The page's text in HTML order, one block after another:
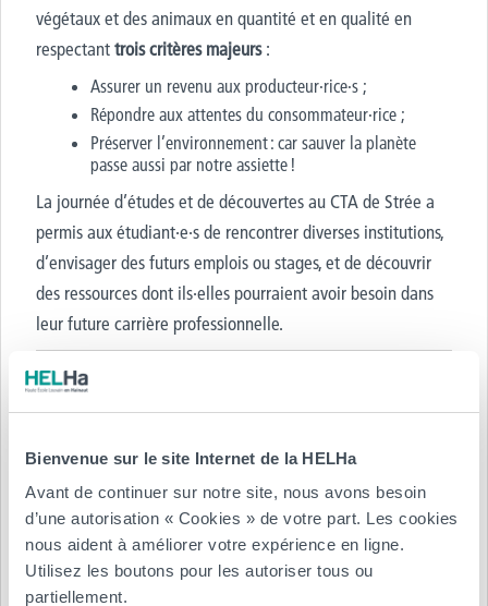
Bienvenue sur le site Internet de la HELHa
Avant de continuer sur notre site, nous avons besoin
d’une autorisation « Cookies » de votre part. Les cookies
nous aident à améliorer votre expérience en ligne.
Utilisez les boutons pour les autoriser tous ou
partiellement.
végétaux et des animaux en quantité et en qualité en
respectanttrois critères majeurs:
Assurer un revenu aux producteur·rice·s ;
Répondre aux attentes du consommateur·rice ;
Préserver l’environnement : car sauver la planète
passe aussi par notre assiette !
La journée d’études et de découvertes au CTA de Strée a
permis auxétudiant·e·s de rencontrer diverses institutions,
d’envisager des futurs emplois ou stages, et de découvrir
des ressources dont ils·elles pourraient avoir besoin dans
leur future carrière professionnelle.
SADL et AIBT prépare les étudiant·e·s à
devenir des acteur·rice·s clés dans le
savoir plus sur ces formations :
Systèmes alimentaires durables et locaux
Biotechnologue en ressources alimentaires et